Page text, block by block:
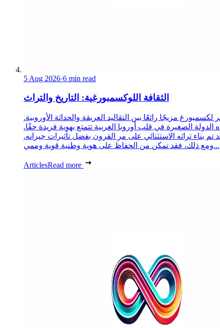
5 Aug 2026·6 min read
الثقافة اللوكسمبورغية: التاريخ والتراث
لكسمبورغ مزيجًا رائعًا بين التقاليد العريقة والحداثة الأوروبية.
الدولة الصغيرة في قلب أوروبا الغربية تتمتع بهوية فريدة حقًا.
تم بناء تراثه الاستثنائي على مر القرون بفضل تأثيرات جيرانه.
ومع ذلك، فقد تمكن من الحفاظ على هوية وطنية قوية وممي...
ArticlesRead more